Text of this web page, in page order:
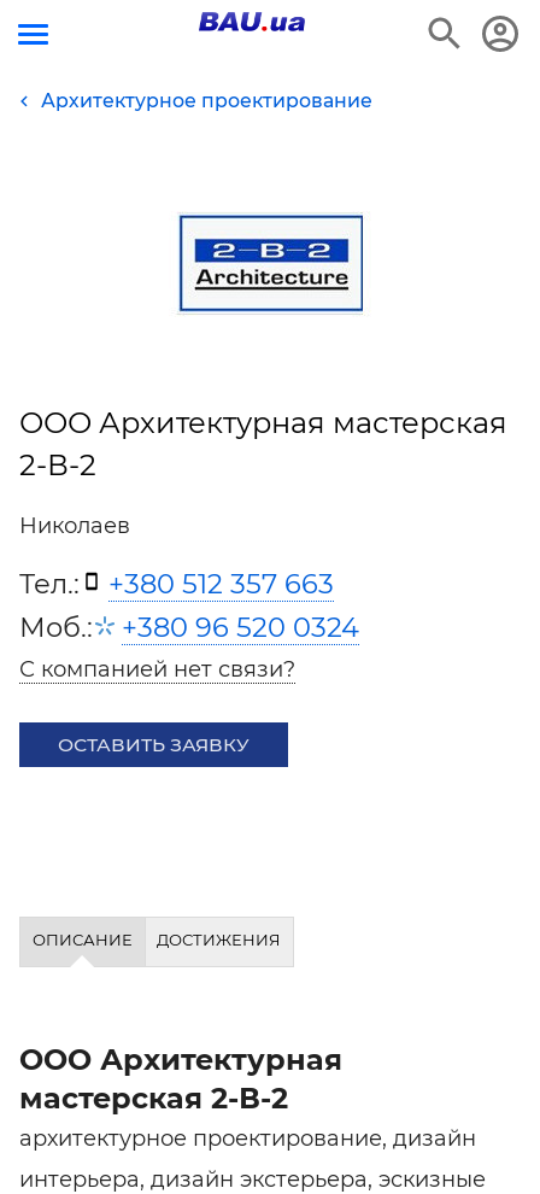
Архитектурное проектирование
ООО Архитектурная мастерская
2-В-2
Николаев
Тел.:
+380 512 357 663
Моб.:
+380 96 520 0324
С компанией нет связи?
ОСТАВИТЬ ЗАЯВКУ
ОПИСАНИЕ ДОСТИЖЕНИЯ
ООО Архитектурная
мастерская 2-В-2
архитектурное проектирование, дизайн
интерьера, дизайн экстерьера, эскизные